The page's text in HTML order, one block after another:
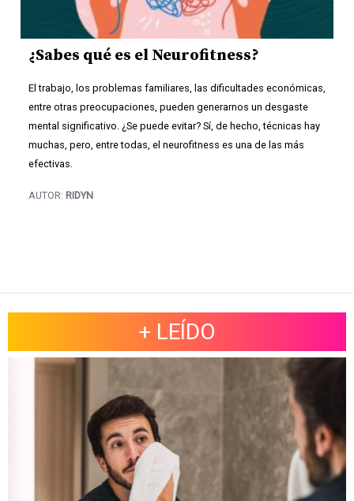
¿Sabes qué es el Neurofitness?
El trabajo, los problemas familiares, las dificultades económicas,
entre otras preocupaciones, pueden generarnos un desgaste
mental significativo. ¿Se puede evitar? Sí, de hecho, técnicas hay
muchas, pero, entre todas, el neurofitness es una de las más
efectivas.
AUTOR: RIDYN
+ LEÍDO